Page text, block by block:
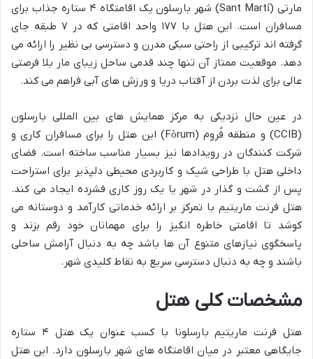
مارتی (Sant Martí) شهر بارسلون یک اقامتگاه ۴ ستاره جذاب برای
مسافران است. این هتل با ۱۷۷ واحد اقامتی که در ۷ طبقه جای
گرفته اند ترکیبی از راحتی سبکی مدرن و دسترسی بی نظیر را ارائه می
دهد. موقعیت ممتاز آن تنها چند قدمی ساحل زیبای مار بلا فرصتی
عالی برای لذت بردن از آفتاب دریا و ورزش های آبی فراهم می کند.
در عین حال نزدیکی به مرکز همایش های بین المللی بارسلون
(CCIB) و منطقه فُروم (Fòrum) این هتل را برای مسافران کاری و
شرکت کنندگان در رویدادها نیز بسیار مناسب ساخته است. فضای
داخلی هتل با طراحی شیک و کاربردی محیطی دلپذیر برای استراحت
پس از گشت و گذار در شهر یا یک روز کاری فشرده ایجاد می کند.
هتل فرنت ماریتیم با تمرکز بر ارائه خدماتی کارآمد و دوستانه می
کوشد تا اقامتی خاطره انگیز را برای مهمانان خود رقم بزند و
پاسخگوی نیازهای متنوع آن ها باشد چه به دنبال آرامش ساحلی
باشند و چه به دنبال دسترسی سریع به نقاط کلیدی شهر.
مشخصات کلی هتل
هتل فرنت ماریتیم بارسلونا با کسب عنوان یک هتل ۴ ستاره
جایگاهی معتبر در میان اقامتگاه های شهر بارسلون دارد. این هتل